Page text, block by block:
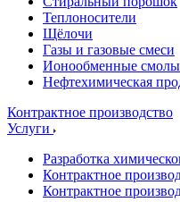
Теплоносители
Щёлочи
Газы и газовые смеси
Ионообменные смолы
Нефтехимическая
Контрактное производство
Услуги
Разработка
Контрактное
Контрактное